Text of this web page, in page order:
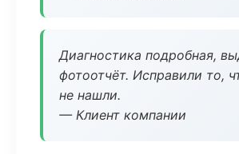
Диагностика подробная,
фотоотчёт. Исправили то,
не нашли.
— Клиент компании